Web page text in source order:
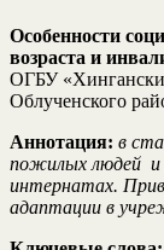
Особенности
возраста и
ОГБУ
Облученского
Аннотация: в
пожилых людей и
интернатах.
адаптации в